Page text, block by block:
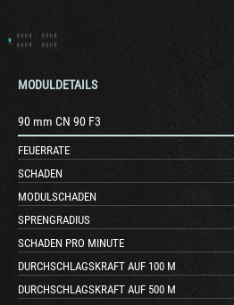
MODULDETAILS
90 mm CN 90 F3
FEUERRATE
SCHADEN
MODULSCHADEN
SPRENGRADIUS
SCHADEN PRO MINUTE
DURCHSCHLAGSKRAFT AUF 100 M
DURCHSCHLAGSKRAFT AUF 500 M